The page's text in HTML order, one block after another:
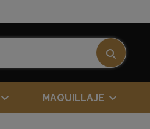
MAQUILLAJE